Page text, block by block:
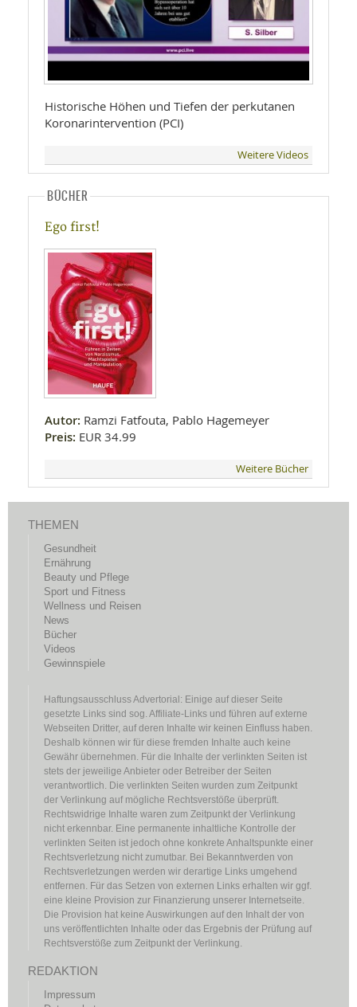
Historische Höhen und Tiefen der perkutanen
Koronarintervention (PCI)
Weitere Videos
BÜCHER
Ego first!
Autor: Ramzi Fatfouta, Pablo Hagemeyer
Preis: EUR 34.99
Weitere Bücher
THEMEN
Gesundheit
Ernährung
Beauty und Pflege
Sport und Fitness
Wellness und Reisen
News
Bücher
Videos
Gewinnspiele
Haftungsausschluss Advertorial: Einige auf dieser Seite
gesetzte Links sind sog. Affiliate-Links und führen auf externe
Webseiten Dritter, auf deren Inhalte wir keinen Einfluss haben.
Deshalb können wir für diese fremden Inhalte auch keine
Gewähr übernehmen. Für die Inhalte der verlinkten Seiten ist
stets der jeweilige Anbieter oder Betreiber der Seiten
verantwortlich. Die verlinkten Seiten wurden zum Zeitpunkt
der Verlinkung auf mögliche Rechtsverstöße überprüft.
Rechtswidrige Inhalte waren zum Zeitpunkt der Verlinkung
nicht erkennbar. Eine permanente inhaltliche Kontrolle der
verlinkten Seiten ist jedoch ohne konkrete Anhaltspunkte einer
Rechtsverletzung nicht zumutbar. Bei Bekanntwerden von
Rechtsverletzungen werden wir derartige Links umgehend
entfernen. Für das Setzen von externen Links erhalten wir ggf.
eine kleine Provision zur Finanzierung unserer Internetseite.
Die Provision hat keine Auswirkungen auf den Inhalt der von
uns veröffentlichten Inhalte oder das Ergebnis der Prüfung auf
Rechtsverstöße zum Zeitpunkt der Verlinkung.
REDAKTION
Impressum